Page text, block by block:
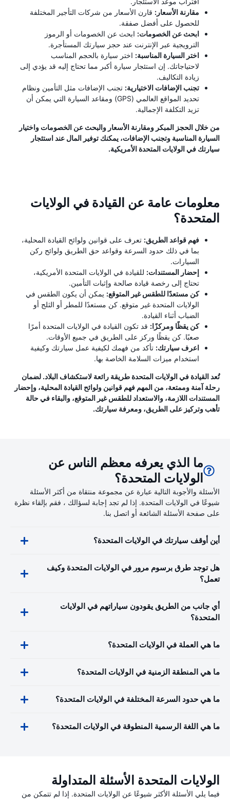
مقارنة الأسعار: قارن الأسعار من شركات التأجير المختلفة
للحصول على أفضل صفقة.
ابحث عن الخصومات: ابحث عن الخصومات أو الرموز
الترويجية عبر الإنترنت عند حجز سيارتك المستأجرة.
اختر السيارة المناسبة: اختر سيارة بالحجم المناسب
لاحتياجاتك. إن استئجار سيارة أكبر مما تحتاج إليه قد يؤدي إلى
زيادة التكاليف.
تجنب الإضافات الاختيارية: تجنب الإضافات مثل التأمين ونظام
تحديد المواقع العالمي (GPS) ومقاعد السيارة التي يمكن أن
تزيد التكلفة الإجمالية.
من خلال الحجز المبكر ومقارنة الأسعار والبحث عن الخصومات واختيار
السيارة المناسبة وتجنب الإضافات، يمكنك توفير المال عند استئجار
سيارتك في الولايات المتحدة الأمريكية.
معلومات عامة عن القيادة في الولايات
المتحدة؟
فهم قواعد الطريق: تعرف على قوانين ولوائح القيادة المحلية،
بما في ذلك حدود السرعة وقواعد حق الطريق ولوائح ركن
السيارات.
إحضار المستندات: للقيادة في الولايات المتحدة الأمريكية،
تحتاج إلى رخصة قيادة صالحة وإثبات التأمين.
كن مستعدًا للطقس غير المتوقع: يمكن أن يكون الطقس في
الولايات المتحدة غير متوقع. كن مستعدًا للمطر أو الثلج أو
الضباب أثناء القيادة.
كن يقظًا ومركزًا: قد تكون القيادة في الولايات المتحدة أمرًا
صعبًا. كن يقظًا وركز على الطريق في جميع الأوقات.
اعرف سيارتك: تأكد من فهمك لكيفية عمل سيارتك وكيفية
استخدام ميزات السلامة الخاصة بها.
تُعد القيادة في الولايات المتحدة طريقة رائعة لاستكشاف البلاد. لضمان
رحلة آمنة وممتعة، من المهم فهم قوانين ولوائح القيادة المحلية، وإحضار
المستندات اللازمة، والاستعداد للطقس غير المتوقع، والبقاء في حالة
تأهب وتركيز على الطريق، ومعرفة سيارتك.
ما الذي يعرفه معظم الناس عن
الولايات المتحدة؟
الأسئلة والأجوبة التالية عبارة عن مجموعة منتقاة من أكثر الأسئلة
شيوعًا في الولايات المتحدة. إذا لم تجد إجابة لسؤالك ، فقم بإلقاء نظرة
على صفحة الأسئلة الشائعة أو اتصل بنا.
أين أوقف سيارتك في الولايات المتحدة؟
هل توجد طرق برسوم مرور في الولايات المتحدة وكيف
تعمل؟
أي جانب من الطريق يقودون سياراتهم في الولايات
المتحدة؟
ما هي العملة في الولايات المتحدة؟
ما هي المنطقة الزمنية في الولايات المتحدة؟
ما هي حدود السرعة المختلفة في الولايات المتحدة؟
ما هي اللغة الرسمية المنطوقة في الولايات المتحدة؟
الولايات المتحدة الأسئلة المتداولة
فيما يلي الأسئلة الأكثر شيوعًا عن الولايات المتحدة. إذا لم تتمكن من